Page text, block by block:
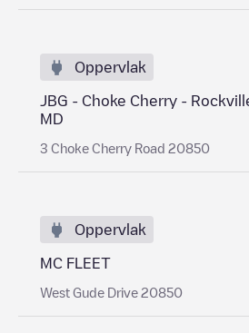
Oppervlak
JBG - Choke Cherry -
MD
3 Choke Cherry Road 20850
Oppervlak
MC FLEET
West Gude Drive 20850